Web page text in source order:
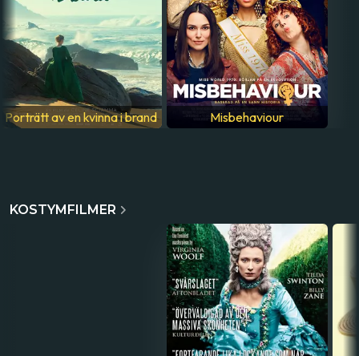
Porträtt av en kvinna i brand Misbehaviour
KOSTYMFILMER
Duchess